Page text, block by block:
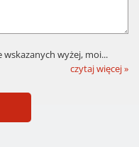
wyżej, moi...
czytaj więcej »